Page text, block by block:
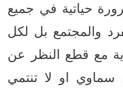
حياتية في جميع
والمجتمع بل لكل
مع قطع النظر عن
سماوي او لا تنتمي